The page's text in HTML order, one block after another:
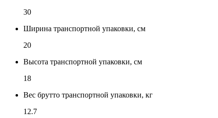
30
Ширина транспортной упаковки, см
20
Высота транспортной упаковки, см
18
Вес брутто транспортной упаковки, кг
12.7